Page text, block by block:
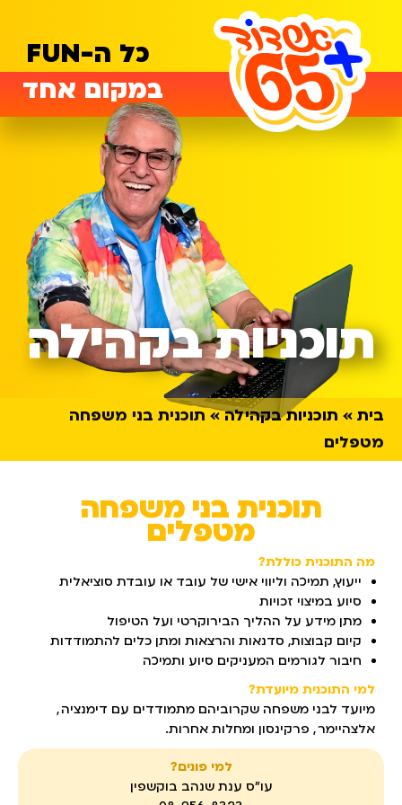
כל ה-FUN
במקום אחד
תוכניות בקהילה
בית תוכניות בקהילה
תוכנית בני משפחה
מטפלים
תוכנית בני משפחה
מטפלים
מה התוכנית כוללת?
ייעוץ, תמיכה וליווי אישי של עובד או עובדת סוציאלית
סיוע במיצוי זכויות
מתן מידע על ההליך הבירוקרטי ועל הטיפול
קיום קבוצות, סדנאות והרצאות ומתן כלים להתמודדות
חיבור לגורמים המעניקים סיוע ותמיכה
למי התוכנית מיועדת?
מיועד לבני משפחה שקרוביהם מתמודדים עם דימנציה,
אלצהיימר, פרקינסון ומחלות אחרות.
למי פונים?
עו"ס ענת שנהב בוקשפין